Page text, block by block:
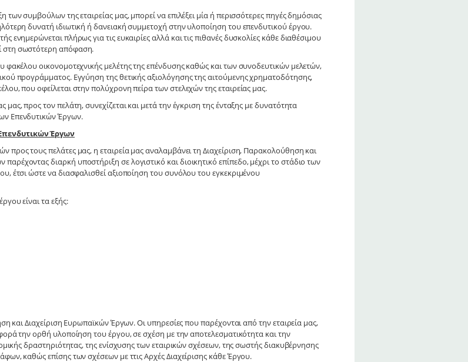
συμβούλων της εταιρείας μας, μπορεί να επιλέξει μία ή περισσότερες πηγές δημόσιας
δυνατή ιδιωτική ή δανειακή συμμετοχή στην υλοποίηση του επενδυτικού έργου.
πλήρως για τις ευκαιρίες αλλά και τις πιθανές δυσκολίες κάθε διαθέσιμου
στη σωστότερη απόφαση.
οικονομοτεχνικής μελέτης της επένδυσης καθώς και των συνοδευτικών μελετών,
προγράμματος. Εγγύηση της θετικής αξιολόγησης της αιτούμενης χρηματοδότησης,
που οφείλεται στην πολύχρονη πείρα των στελεχών της εταιρείας μας.
προς τον πελάτη, συνεχίζεται και μετά την έγκριση της ένταξης με δυνατότητα
Επενδυτικών Έργων.
Έργων
τους πελάτες μας, η εταιρεία μας αναλαμβάνει τη Διαχείριση, Παρακολούθηση και
διαρκή υποστήριξη σε λογιστικό και διοικητικό επίπεδο, μέχρι το στάδιο των
έτσι ώστε να διασφαλισθεί αξιοποίηση του συνόλου του εγκεκριμένου
είναι τα εξής:
και Διαχείριση Ευρωπαϊκών Έργων. Οι υπηρεσίες που παρέχονται από την εταιρεία μας,
την ορθή υλοποίηση του έργου, σε σχέση με την αποτελεσματικότητα και την
δραστηριότητας, της ενίσχυσης των εταιρικών σχέσεων, της σωστής διακυβέρνησης
καθώς επίσης των σχέσεων με ττις Αρχές Διαχείρισης κάθε Έργου.